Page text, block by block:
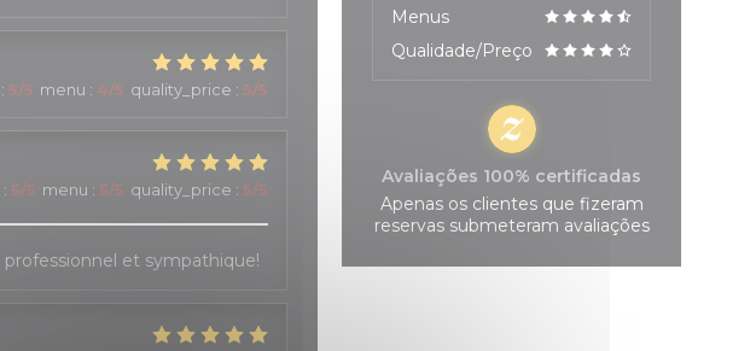
: 5/5 menu : 4/5 quality_price : 5/5
: 5/5 menu : 5/5 quality_price : 5/5
professionnel et sympathique!
Menus
Qualidade/Preço
Avaliações 100% certificadas
Apenas os clientes que fizeram
reservas submeteram avaliações